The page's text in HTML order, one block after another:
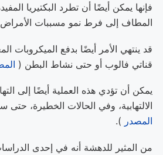
فإنها يمكن أيضًا أن تطرد البكتيريا
المطاف إلى فرط نمو مسببات
قد ينتهي الأمر أيضًا بدفع الميكروبات
قناتي فالوب أو حتى نشاط البطن (
يمكن أن تؤدي هذه العملية أيضًا إلى
الالتهابية، وفي الحالات الخطيرة،
المصدر ).
من المثير للدهشة أنه في إحدى